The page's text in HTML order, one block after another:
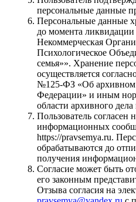
персональные данные
Персональные данные
до момента
Некоммерческая
Психологическое
семья»». Хранение
осуществляется
№125-ФЗ «Об архивном
Федерации» и иным
области архивного
Пользователь согласен
информационных
https://pravsemya.ru.
обрабатываются до
получения
Согласие может быть
его законным
Отзыва согласия на